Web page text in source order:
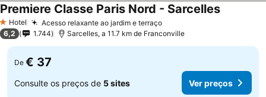
1 Estrelas
Hotel Acesso relaxante ao jardim e terraçoVer preços
Premiere Classe Paris Nord - SarcellesVer
6,2 1.744 Sarcelles, a 11.7 km de Franconville
De € 37
Consulte os preços de 5 sites Ver preços